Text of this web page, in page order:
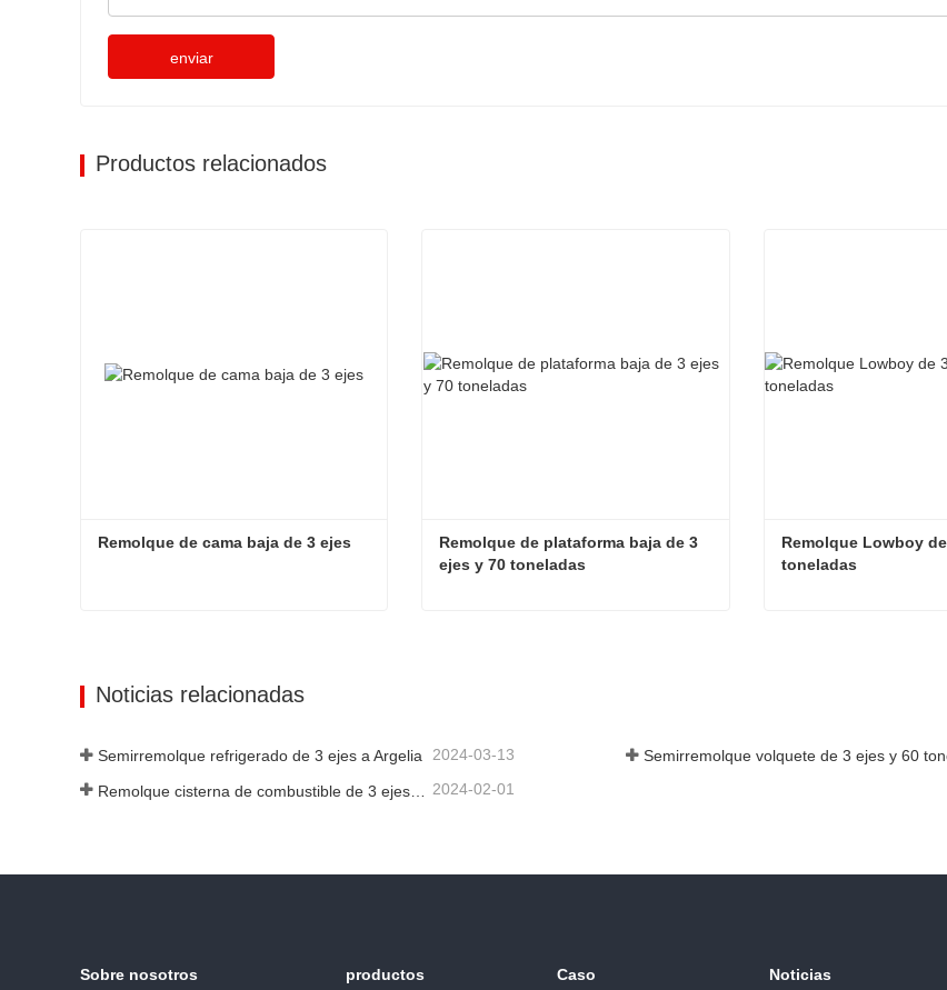
enviar
Productos relacionados
Remolque de cama baja de 3 ejes
Remolque de plataforma baja de 3
ejes y 70 toneladas
Remolque Lowboy
toneladas
Noticias relacionadas
Semirremolque refrigerado de 3 ejes a Argelia 2024-03-13
2024-02-01
Sobre nosotros productos Caso Noticias